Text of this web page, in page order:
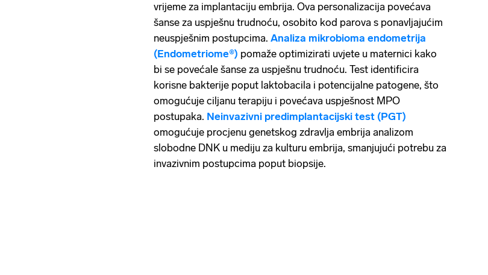
vrijeme za implantaciju embrija. Ova personalizacija povećava
šanse za uspješnu trudnoću, osobito kod parova s ponavljajućim
neuspješnim postupcima. Analiza mikrobioma endometrija
(Endometriome®) pomaže optimizirati uvjete u maternici kako
bi se povećale šanse za uspješnu trudnoću. Test identificira
korisne bakterije poput laktobacila i potencijalne patogene, što
omogućuje ciljanu terapiju i povećava uspješnost MPO
postupaka. Neinvazivni predimplantacijski test (PGT)
omogućuje procjenu genetskog zdravlja embrija analizom
slobodne DNK u mediju za kulturu embrija, smanjujući potrebu za
invazivnim postupcima poput biopsije.